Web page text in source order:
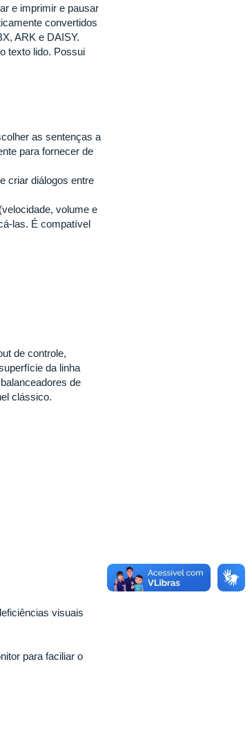
e imprimir e pausar
convertidos
ARK e DAISY.
texto lido. Possui
as sentenças a
para fornecer de
criar diálogos entre
volume e
las. É compatível
de controle,
da linha
de
clássico.
visuais
para faciliar o